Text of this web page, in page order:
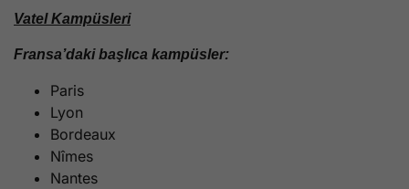
Vatel Kampüsleri
Fransa’daki başlıca kampüsler:
Paris
Lyon
Bordeaux
Nîmes
Nantes